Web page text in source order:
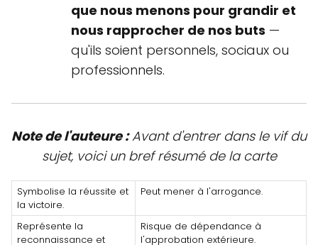
que nous menons pour grandir et
nous rapprocher de nos buts —
qu'ils soient personnels, sociaux ou
professionnels.
Note de l'auteure :Avant d'entrer dans le vif du
sujet, voici un bref résumé de la carte
Symbolise la réussite et
la victoire.
Peut mener à l'arrogance.
Représente la
reconnaissance et
Risque de dépendance à
l'approbation extérieure.